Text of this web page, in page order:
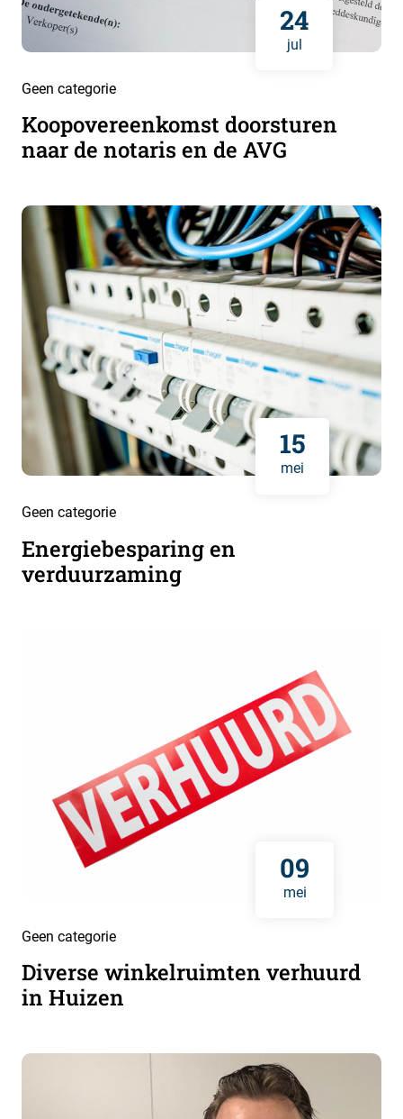
24
jul
Geen categorie
Koopovereenkomst doorsturen
naar de notaris en de AVG
15
mei
Geen categorie
Energiebesparing en
verduurzaming
09
mei
Geen categorie
Diverse winkelruimten verhuurd
in Huizen